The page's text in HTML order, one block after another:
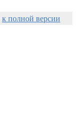
к полной версии